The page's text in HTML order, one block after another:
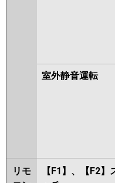
室外静音運転
リモ
【F1】、【F2】